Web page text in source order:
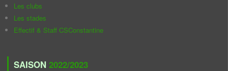
Les clubs
Les stades
Effectif & Staff CSConstantine
SAISON 2022/2023